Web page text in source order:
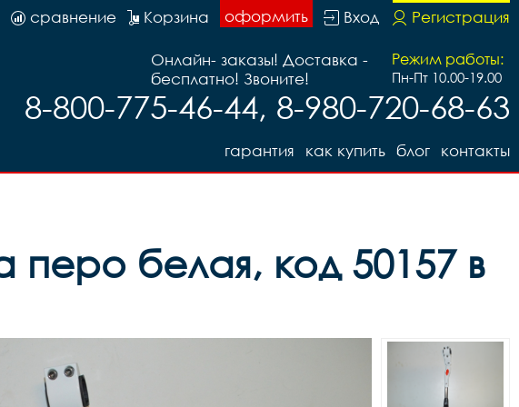
Регистрация
Вход
оформить
Корзина
сравнение
Режим работы:
Пн-Пт 10.00-19.00
Онлайн- заказы! Доставка -
бесплатно! Звоните!
8-800-775-46-44, 8-980-720-68-63
контакты
блог
как купить
гарантия
белая, код 50157 в